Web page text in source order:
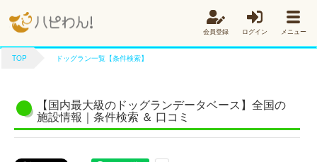
会員登録 ログイン メニュー
TOP ドッグラン一覧【条件検索】
【国内最大級のドッグランデータベース】全国の
施設情報｜条件検索 ＆ 口コミ